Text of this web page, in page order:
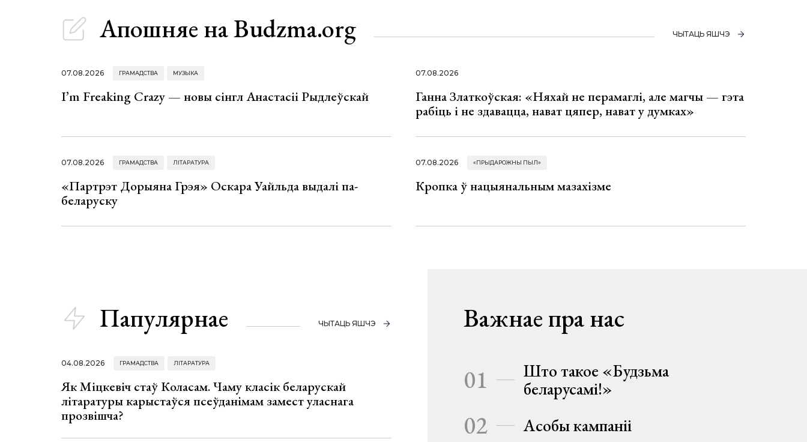
Апошняе на Budzma.org ЧЫТАЦЬ ЯШЧЭ
07.08.2026 ГРАМАДСТВА МУЗЫКА
I’m Freaking Crazy — новы сінгл Анастасіі Рыдлеўскай
07.08.2026
Ганна Златкоўская: «Няхай не перамаглі, але магчы — гэта
рабіць і не здавацца, нават цяпер, нават у думках»
07.08.2026 ГРАМАДСТВА ЛІТАРАТУРА
«Партрэт Дорыяна Грэя» Оскара Уайльда выдалі па-
беларуску
07.08.2026 «ПРЫДАРОЖНЫ ПЫЛ»
Кропка ў нацыянальным мазахізме
Папулярнае ЧЫТАЦЬ ЯШЧЭ
04.08.2026 ГРАМАДСТВА ЛІТАРАТУРА
Як Міцкевіч стаў Коласам. Чаму класік беларускай
літаратуры карыстаўся псеўданімам замест уласнага
прозвішча?
Важнае пра нас
01
Што такое «Будзьма
беларусамі!»
02 Асобы кампаніі